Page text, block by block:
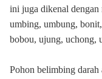
ini juga dikenal dengan
umbing, umbung,
bobou, ujung, uchong,
Pohon belimbing